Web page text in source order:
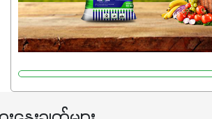
ဖွဲ့စည်းတည်ဆောက်မှုကို ပို၍သန်မာလာအောင်
တယ်။ ဒါ့အပြင် ပန်းပွင့်ခြင်း၊အသီးသီးခြင်
လုပ်ငန်းစဉ်များကိုလည်း အားပေးပါတယ်
အရသာ ပိုမိုကောင်းမွန်စေဖို့အတွက် လိုအပ်